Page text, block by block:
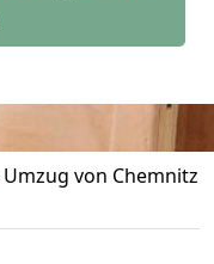
Umzug von Chemnitz